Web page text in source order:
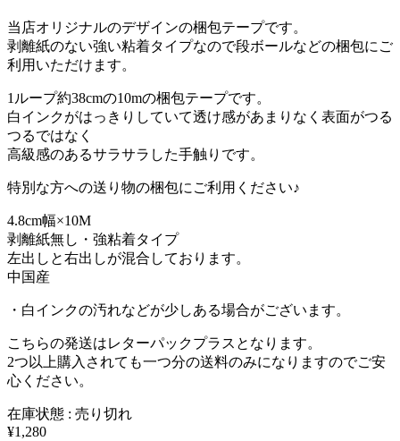
当店オリジナルのデザインの梱包テープです。
剥離紙のない強い粘着タイプなので段ボールなどの梱包にご
利用いただけます。
1ループ約38cmの10mの梱包テープです。
白インクがはっきりしていて透け感があまりなく表面がつる
つるではなく
高級感のあるサラサラした手触りです。
特別な方への送り物の梱包にご利用ください♪
4.8cm幅×10M
剥離紙無し・強粘着タイプ
左出しと右出しが混合しております。
中国産
・白インクの汚れなどが少しある場合がございます。
こちらの発送はレターパックプラスとなります。
2つ以上購入されても一つ分の送料のみになりますのでご安
心ください。
在庫状態 : 売り切れ
¥1,280